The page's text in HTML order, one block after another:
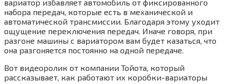
вариатор избавляет автомобиль от фиксированного
набора передач, которые есть в механической и
автоматической трансмиссии. Благодаря этому уходит
ощущение переключения передач. Иначе говоря, при
разгоне машины с вариатором вам будет казаться, что
она разгоняется постоянно на одной передаче.
Вот видеоролик от компании Тойота, который
рассказывает, как работают их коробки-вариаторы